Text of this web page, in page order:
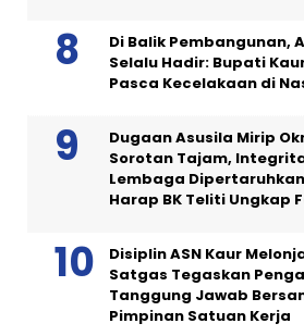
Di Balik Pembangunan,
Selalu Hadir: Bupati
Pasca Kecelakaan di
Dugaan Asusila Mirip
Sorotan Tajam,
Lembaga
Harap BK Teliti Ungkap
Disiplin ASN Kaur
Satgas Tegaskan
Tanggung Jawab
Pimpinan Satuan Kerja